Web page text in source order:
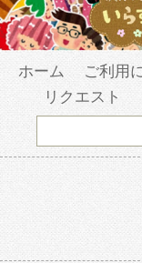
ホーム ご利用
リクエスト